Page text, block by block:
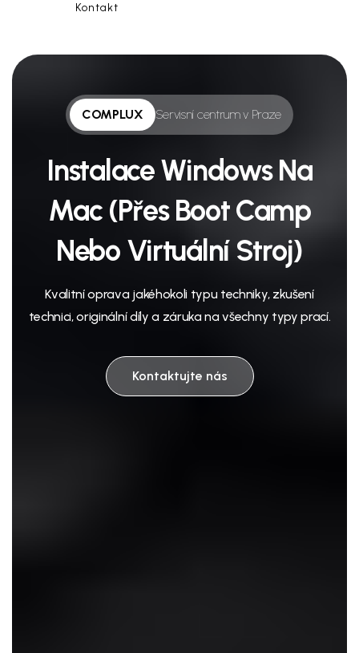
Kontakt
COMPLUX Servisní centrum v Praze
Instalace Windows Na
Mac (přes Boot Camp
Nebo Virtuální Stroj)
Kvalitní oprava jakéhokoli typu techniky, zkušení
technici, originální díly a záruka na všechny typy prací.
Kontaktujte nás